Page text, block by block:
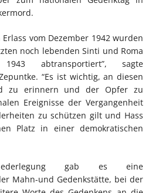
vom Dezember 1942 wurden
noch lebenden Sinti und Roma
abtransportiert”, sagte
“Es ist wichtig, an diesen
zu erinnern und der Opfer zu
Ereignisse der Vergangenheit
zu schützen gilt und Hass
Platz in einer demokratischen
gab es eine
Mahn-und Gedenkstätte, bei der